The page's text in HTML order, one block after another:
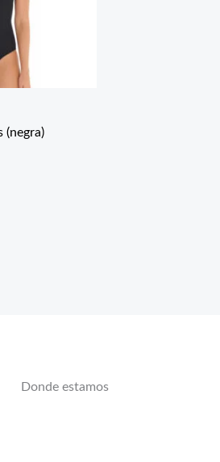
(negra)
Donde estamos